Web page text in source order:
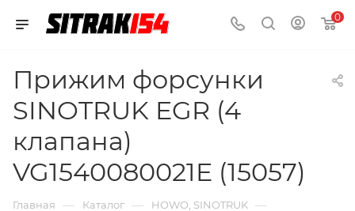
0
Прижим форсунки
SINOTRUK EGR (4
клапана)
VG1540080021E (15057)
Главная — Каталог — HOWO, SINOTRUK —